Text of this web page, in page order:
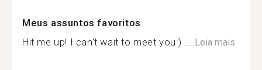
Meus assuntos favoritos
Hit me up! I can't wait to meet you:) ....Leia mais